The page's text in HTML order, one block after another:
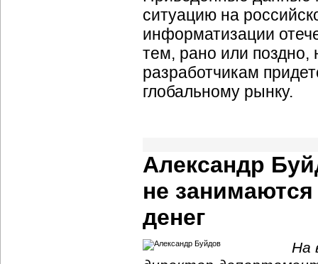
ситуацию на
информатизации
тем, рано или
разработчикам
глобальному рынку.
Александр
не
денег
На